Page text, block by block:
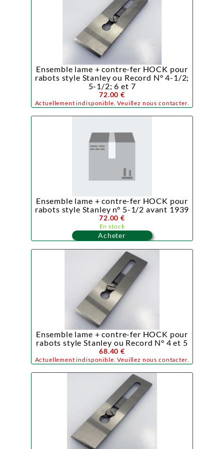
Ensemble lame + contre-fer HOCK pour
rabots style Stanley ou Record N° 4-1/2;
5-1/2; 6 et 7
72.00 €
Actuellement indisponible. Veuillez nous contacter.
Ensemble lame + contre-fer HOCK pour
rabots style Stanley n° 5-1/2 avant 1939
72.00 €
En stock
Acheter
Ensemble lame + contre-fer HOCK pour
rabots style Stanley ou Record N° 4 et 5
68.40 €
Actuellement indisponible. Veuillez nous contacter.